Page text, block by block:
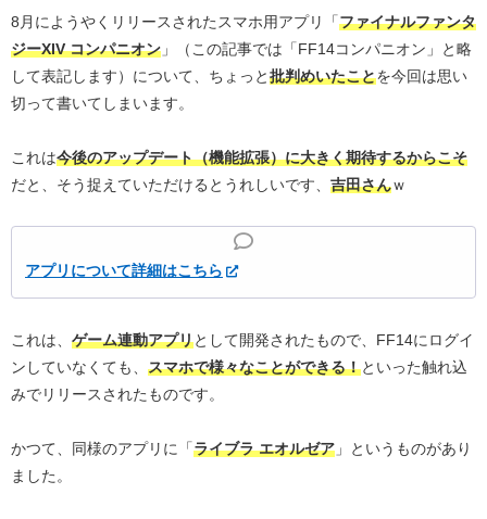
8月にようやくリリースされたスマホ用アプリ「ファイナルファンタ
ジーXIV コンパニオン 」（この記事では「FF14コンパニオン」と略
して表記します）について、ちょっと批判めいたことを今回は思い
切って書いてしまいます。
これは今後のアップデート（機能拡張）に大きく期待するからこそ
だと、そう捉えていただけるとうれしいです、 吉田さんｗ
アプリについて詳細はこちら
これは、 ゲーム連動アプリとして開発されたもので、FF14にログイ
ンしていなくても、 スマホで様々なことができる！といった触れ込
みでリリースされたものです。
かつて、同様のアプリに「ライブラ エオルゼア 」というものがあり
ました。